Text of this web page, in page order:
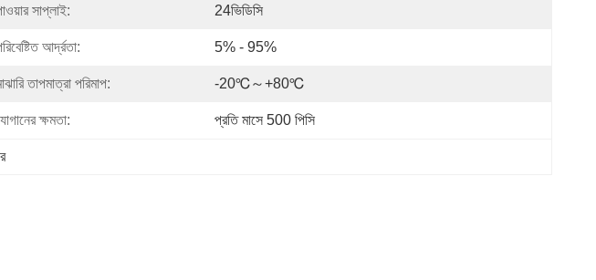
সাপ্লাই: 24ভিডিসি
আর্দ্রতা: 5% - 95%
তাপমাত্রা পরিমাপ: -20℃～+80℃
ক্ষমতা: প্রতি মাসে 500 পিসি